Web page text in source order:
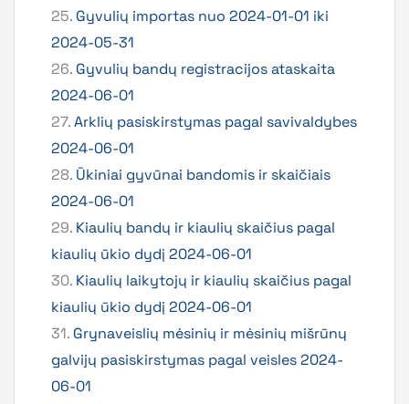
25. Gyvulių importas nuo 2024-01-01 iki
2024-05-31
26. Gyvulių bandų registracijos ataskaita
2024-06-01
27.Arklių pasiskirstymas pagal savivaldybes
2024-06-01
28. Ūkiniai gyvūnai bandomis ir skaičiais
2024-06-01
29. Kiaulių bandų ir kiaulių skaičius pagal
kiaulių ūkio dydį 2024-06-01
30. Kiaulių laikytojų ir kiaulių skaičius pagal
kiaulių ūkio dydį 2024-06-01
31. Grynaveislių mėsinių ir mėsinių mišrūnų
galvijų pasiskirstymas pagal veisles 2024-
06-01